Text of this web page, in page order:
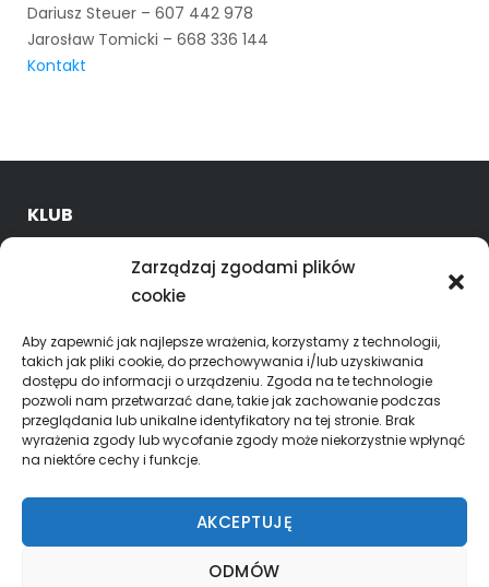
Zarządzaj zgodami plików
cookie
Aby zapewnić jak najlepsze wrażenia, korzystamy z technologii,
takich jak pliki cookie, do przechowywania i/lub uzyskiwania
dostępu do informacji o urządzeniu. Zgoda na te technologie
pozwoli nam przetwarzać dane, takie jak zachowanie podczas
przeglądania lub unikalne identyfikatory na tej stronie. Brak
wyrażenia zgody lub wycofanie zgody może niekorzystnie wpłynąć
na niektóre cechy i funkcje.
AKCEPTUJĘ
ODMÓW
Dariusz Steuer – 607 442 978
Jarosław Tomicki – 668 336 144
Kontakt
KLUB
Godziny treningów
ROZGRYWKI
Skład Superliga mężczyzn
KALENDARZ – WYNIKI